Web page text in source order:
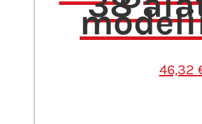
46,32